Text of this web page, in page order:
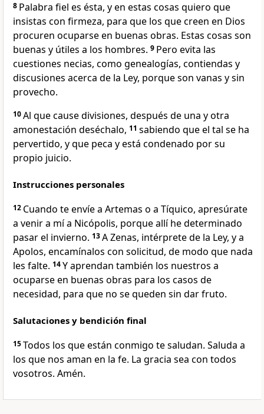
8 Palabra fiel es ésta, y en estas cosas quiero que
insistas con firmeza, para que los que creen en Dios
procuren ocuparse en buenas obras. Estas cosas son
buenas y útiles a los hombres. 9 Pero evita las
cuestiones necias, como genealogías, contiendas y
discusiones acerca de la Ley, porque son vanas y sin
provecho.
10Al que cause divisiones, después de una y otra
amonestación deséchalo, 11 sabiendo que el tal se ha
pervertido, y que peca y está condenado por su
propio juicio.
Instrucciones personales
12 Cuando te envíe a Artemas o a Tíquico, apresúrate
a venir a mí a Nicópolis, porque allí he determinado
pasar el invierno. 13A Zenas, intérprete de la Ley, y a
Apolos, encamínalos con solicitud, de modo que nada
les falte. 14Y aprendan también los nuestros a
ocuparse en buenas obras para los casos de
necesidad, para que no se queden sin dar fruto.
Salutaciones y bendición final
15Todos los que están conmigo te saludan. Saluda a
los que nos aman en la fe. La gracia sea con todos
vosotros. Amén.